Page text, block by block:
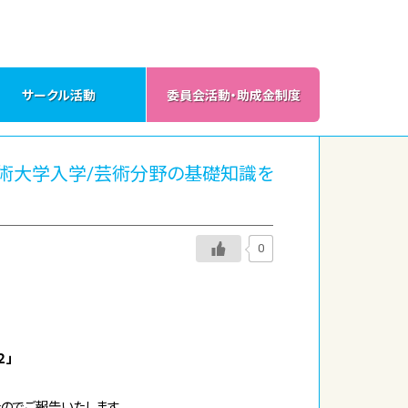
サークル活動 委員会活動・助成金制度
大学入学/芸術分野の基礎知識を
0